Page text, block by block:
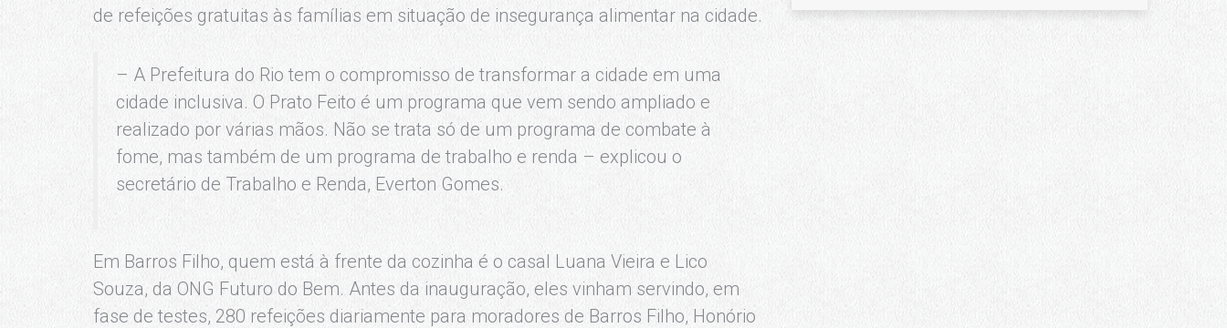
de refeições gratuitas às famílias em situação de insegurança alimentar na cidade.
– A Prefeitura do Rio tem o compromisso de transformar a cidade em uma
cidade inclusiva. O Prato Feito é um programa que vem sendo ampliado e
realizado por várias mãos. Não se trata só de um programa de combate à
fome, mas também de um programa de trabalho e renda – explicou o
secretário de Trabalho e Renda, Everton Gomes.
Em Barros Filho, quem está à frente da cozinha é o casal Luana Vieira e Lico
Souza, da ONG Futuro do Bem. Antes da inauguração, eles vinham servindo, em
fase de testes, 280 refeições diariamente para moradores de Barros Filho, Honório